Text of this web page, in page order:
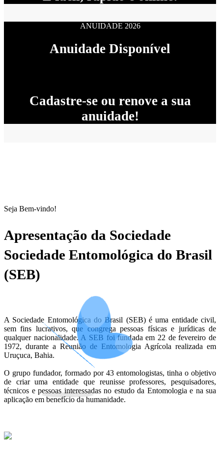
ANUIDADE 2026
Anuidade Disponível
Cadastre-se ou renove a sua
anuidade!
Seja Bem-vindo!
Apresentação da Sociedade
Sociedade Entomológica do Brasil
(SEB)
A Sociedade Entomológica do Brasil (SEB) é uma entidade civil,
sem fins lucrativos, que congrega pessoas físicas e jurídicas de
qualquer nacionalidade. A SEB foi fundada em 22 de fevereiro de
1972, durante a Reunião de Entomologia Agrícola realizada em
Uruçuca, Bahia.
O grupo fundador, formado por 43 entomologistas, tinha o objetivo
de criar uma entidade que reunisse professores, pesquisadores,
técnicos e pessoas interessadas no estudo da Entomologia e na sua
aplicação em benefício da humanidade.